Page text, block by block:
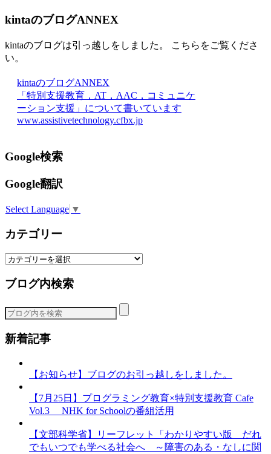
kintaのブログANNEX
kintaのブログは引っ越しをしました。 こちらをご覧くださ
い。
kintaのブログANNEX
「特別支援教育，AT，AAC，コミュニケ
ーション支援」について書いています
www.assistivetechnology.cfbx.jp
Google検索
Google翻訳
Select Language ▼
カテゴリー
カ
ゴ
ー
ブログ内検索
新着記事
【お知らせ】ブログのお引っ越しをしました。
【7月25日】プログラミング教育×特別支援教育 Cafe
Vol.3 NHK for Schoolの番組活用
【文部科学省】リーフレット「わかりやすい版 だれ
でもいつでも学べる社会へ ～障害のある・なしに関